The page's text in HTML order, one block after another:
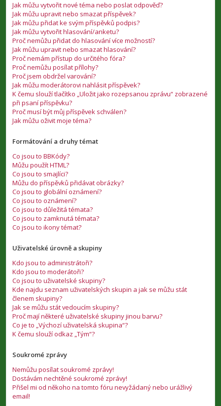
Jak můžu vytvořit nové téma nebo poslat odpověď?
Jak můžu upravit nebo smazat příspěvek?
Jak můžu přidat ke svým příspěvků podpis?
Jak můžu vytvořit hlasování/anketu?
Proč nemůžu přidat do hlasování více možností?
Jak můžu upravit nebo smazat hlasování?
Proč nemám přístup do určitého fóra?
Proč nemůžu posílat přílohy?
Proč jsem obdržel varování?
Jak můžu moderátorovi nahlásit příspěvek?
K čemu slouží tlačítko „Uložit jako rozepsanou zprávu“ zobrazené
při psaní příspěvku?
Proč musí být můj příspěvek schválen?
Jak můžu oživit moje téma?
Formátování a druhy témat
Co jsou to BBKódy?
Můžu použít HTML?
Co jsou to smajlíci?
Můžu do příspěvků přidávat obrázky?
Co jsou to globální oznámení?
Co jsou to oznámení?
Co jsou to důležitá témata?
Co jsou to zamknutá témata?
Co jsou to ikony témat?
Uživatelské úrovně a skupiny
Kdo jsou to administrátoři?
Kdo jsou to moderátoři?
Co jsou to uživatelské skupiny?
Kde najdu seznam uživatelských skupin a jak se můžu stát
členem skupiny?
Jak se můžu stát vedoucím skupiny?
Proč mají některé uživatelské skupiny jinou barvu?
Co je to „Výchozí uživatelská skupina“?
K čemu slouží odkaz „Tým“?
Soukromé zprávy
Nemůžu posílat soukromé zprávy!
Dostávám nechtěné soukromé zprávy!
Přišel mi od někoho na tomto fóru nevyžádaný nebo urážlivý
email!